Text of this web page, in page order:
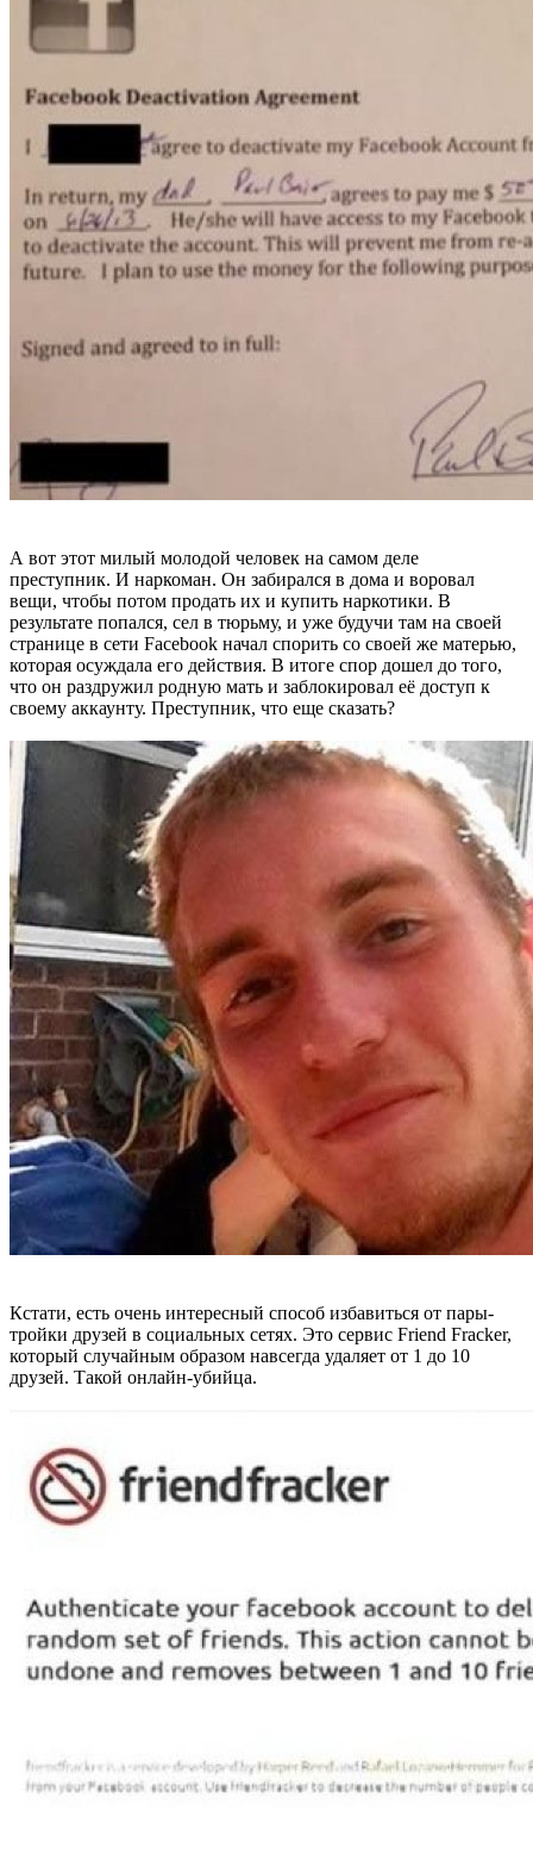
А вот этот милый молодой человек на самом деле
преступник. И наркоман. Он забирался в дома и воровал
вещи, чтобы потом продать их и купить наркотики. В
результате попался, сел в тюрьму, и уже будучи там на своей
странице в сети Facebook начал спорить со своей же матерью,
которая осуждала его действия. В итоге спор дошел до того,
что он раздружил родную мать и заблокировал её доступ к
своему аккаунту. Преступник, что еще сказать?
Кстати, есть очень интересный способ избавиться от пары-
тройки друзей в социальных сетях. Это сервис Friend Fracker,
который случайным образом навсегда удаляет от 1 до 10
друзей. Такой онлайн-убийца.